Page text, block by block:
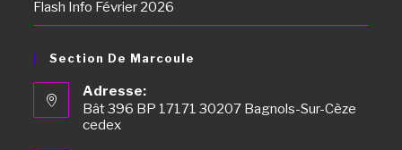
Flash Info Février 2026
Section De Marcoule
Adresse:
Bât 396 BP 17171 30207 Bagnols-Sur-Cèze
cedex